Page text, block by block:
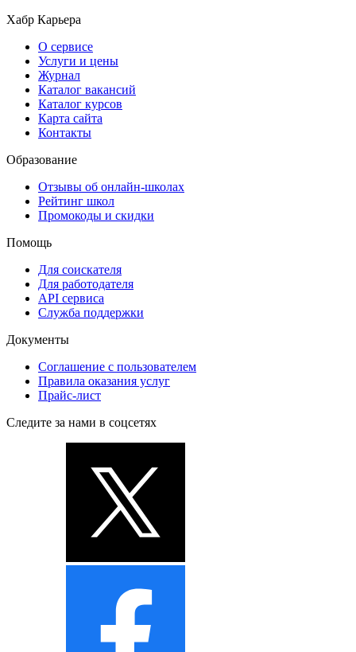
Хабр Карьера
О сервисе
Услуги и цены
Журнал
Каталог вакансий
Каталог курсов
Карта сайта
Контакты
Образование
Отзывы об онлайн-школах
Рейтинг школ
Промокоды и скидки
Помощь
Для соискателя
Для работодателя
API сервиса
Служба поддержки
Документы
Соглашение с пользователем
Правила оказания услуг
Прайс-лист
Следите за нами в соцсетях